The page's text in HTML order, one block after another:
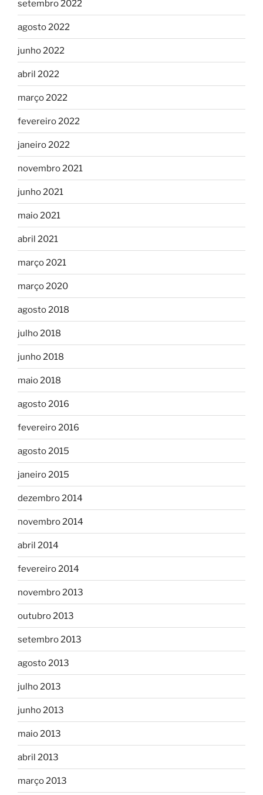
setembro 2022
agosto 2022
junho 2022
abril 2022
março 2022
fevereiro 2022
janeiro 2022
novembro 2021
junho 2021
maio 2021
abril 2021
março 2021
março 2020
agosto 2018
julho 2018
junho 2018
maio 2018
agosto 2016
fevereiro 2016
agosto 2015
janeiro 2015
dezembro 2014
novembro 2014
abril 2014
fevereiro 2014
novembro 2013
outubro 2013
setembro 2013
agosto 2013
julho 2013
junho 2013
maio 2013
abril 2013
março 2013